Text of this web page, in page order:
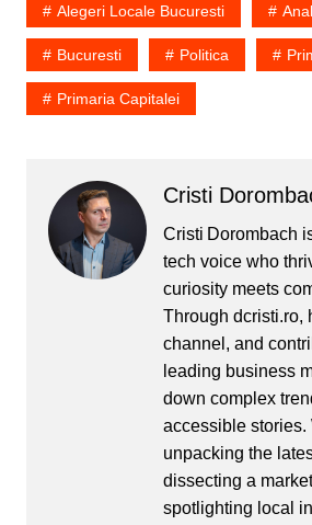
Alegeri Locale Bucuresti
Bucuresti Politica
Primaria Capitalei
Cristi
Cristi Dorombach
tech voice who
curiosity meets
Through dcristi.ro,
channel, and
leading business
down complex
accessible stories.
unpacking the
dissecting a
spotlighting local